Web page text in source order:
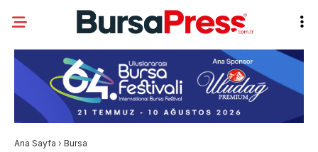
Ana Sayfa › Bursa